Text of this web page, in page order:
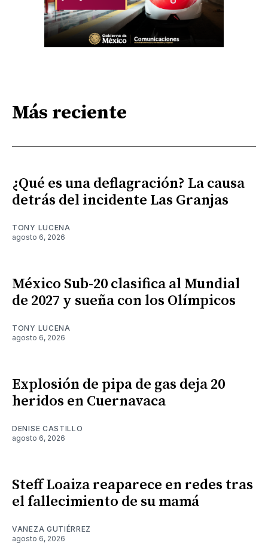
Más reciente
¿Qué es una deflagración? La causa
detrás del incidente Las Granjas
TONY LUCENA
agosto 6, 2026
México Sub-20 clasifica al Mundial
de 2027 y sueña con los Olímpicos
TONY LUCENA
agosto 6, 2026
Explosión de pipa de gas deja 20
heridos en Cuernavaca
DENISE CASTILLO
agosto 6, 2026
Steff Loaiza reaparece en redes tras
el fallecimiento de su mamá
VANEZA GUTIÉRREZ
agosto 6, 2026